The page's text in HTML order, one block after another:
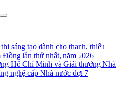
sáng tạo dành cho thanh, thiếu
lần thứ nhất, năm 2026
Hồ Chí Minh và Giải thưởng Nhà
nghệ cấp Nhà nước đợt 7